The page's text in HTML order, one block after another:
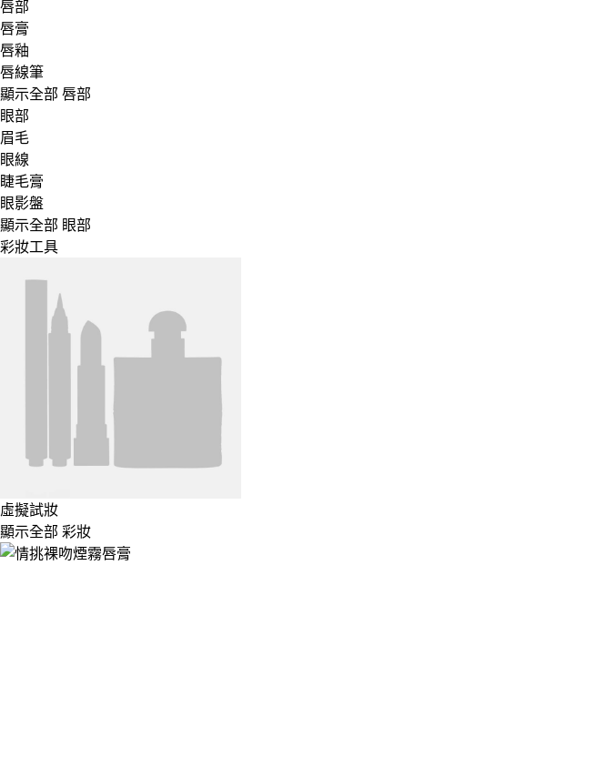
唇部
唇膏
唇釉
唇線筆
顯示全部 唇部
眼部
眉毛
眼線
睫毛膏
眼影盤
顯示全部 眼部
彩妝工具
虛擬試妝
顯示全部 彩妝